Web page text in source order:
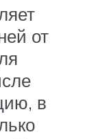
от
в